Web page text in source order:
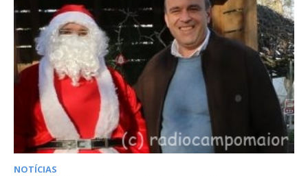
NOTÍCIAS